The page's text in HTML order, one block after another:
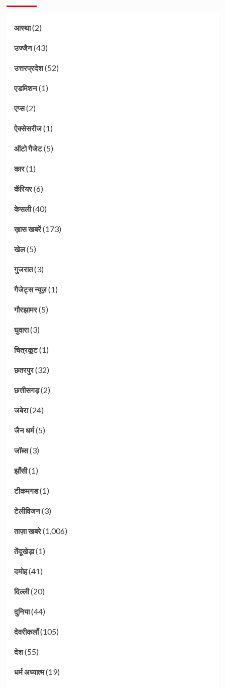
आस्था(2)
उज्जैन(43)
उत्तरप्रदेश(52)
एडमिशन(1)
एप्स(2)
ऐक्सेसरीज(1)
ऑटो गैजेट(5)
कार(1)
कॅरियर(6)
केसली(40)
ख़ास खबरें(173)
खेल(5)
गुजरात(3)
गैजेट्स न्यूज़(1)
गौरझामर(5)
घुवारा(3)
चित्रकूट(1)
छतरपुर(32)
छत्तीसगड़(2)
जबेरा(24)
जैन धर्म(5)
जॉब्स(3)
झाँसी(1)
टीकमगड(1)
टेलीविजन(3)
ताज़ा खबरे(1,006)
तेंदूखेड़ा(1)
दमोह(41)
दिल्ली(20)
दुनिया(44)
देवरीकलाँ(105)
देश(55)
धर्म अध्यात्म(19)